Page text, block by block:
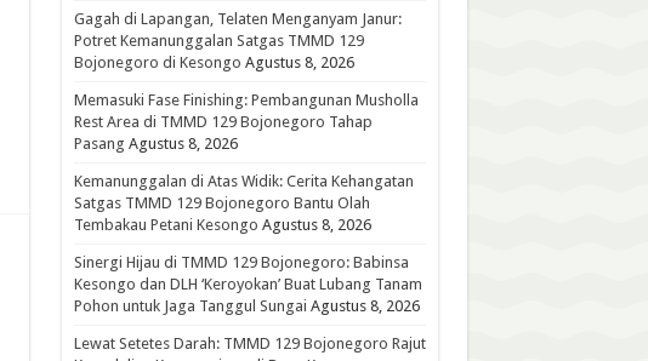
Gagah di Lapangan, Telaten Menganyam Janur:
Potret Kemanunggalan Satgas TMMD 129
Bojonegoro di Kesongo Agustus 8, 2026
Memasuki Fase Finishing: Pembangunan Musholla
Rest Area di TMMD 129 Bojonegoro Tahap
Pasang Agustus 8, 2026
Kemanunggalan di Atas Widik: Cerita Kehangatan
Satgas TMMD 129 Bojonegoro Bantu Olah
Tembakau Petani Kesongo Agustus 8, 2026
Sinergi Hijau di TMMD 129 Bojonegoro: Babinsa
Kesongo dan DLH ‘Keroyokan’ Buat Lubang Tanam
Pohon untuk Jaga Tanggul Sungai Agustus 8, 2026
Lewat Setetes Darah: TMMD 129 Bojonegoro Rajut